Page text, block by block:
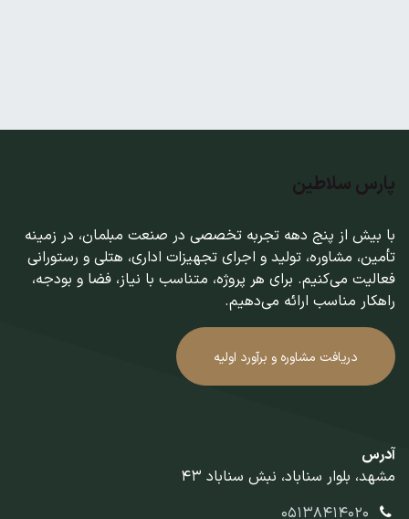
پارس سلاطین
با بیش از پنج دهه تجربه تخصصی در صنعت مبلمان، در زمینه
تأمین، مشاوره، تولید و اجرای تجهیزات اداری، هتلی و رستورانی
فعالیت می‌کنیم. برای هر پروژه، متناسب با نیاز، فضا و بودجه،
راهکار مناسب ارائه می‌دهیم.
دریافت مشاوره و برآورد اولیه
آدرس
مشهد، بلوار سناباد، نبش سناباد 43
05138414020